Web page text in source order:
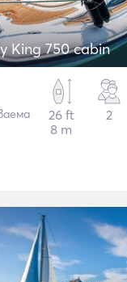
King 750 cabin
26 ft
8 m
2